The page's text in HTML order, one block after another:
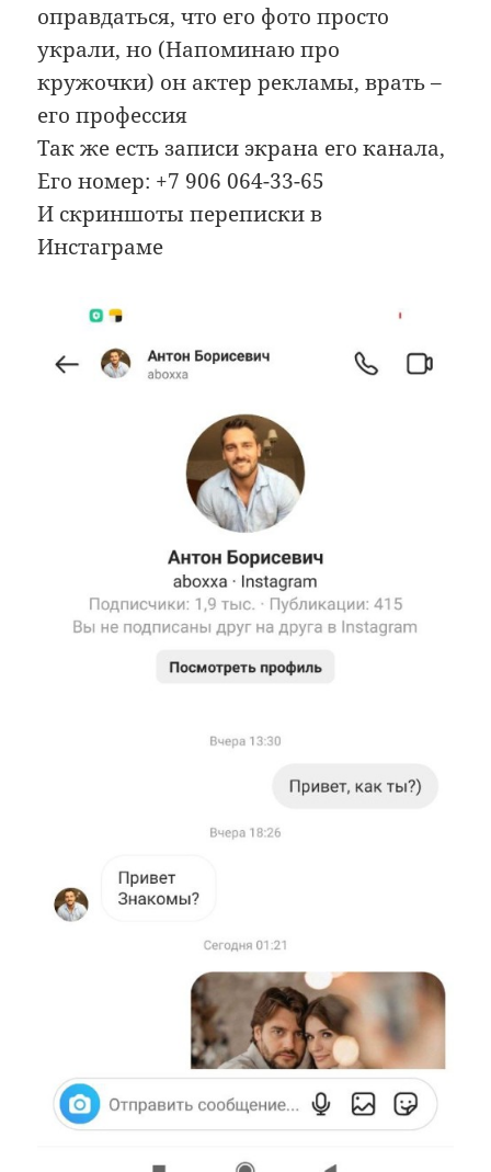
оправдаться, что его фото просто
украли, но (Напоминаю про
кружочки) он актер рекламы, врать –
его профессия
Так же есть записи экрана его канала,
Его номер: +7 906 064-33-65
И скриншоты переписки в
Инстаграме